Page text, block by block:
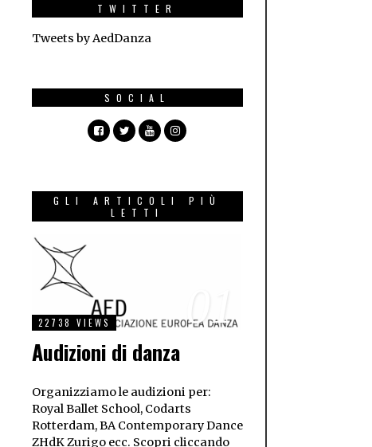
TWITTER
Tweets by AedDanza
SOCIAL
GLI ARTICOLI PIÙ
LETTI
01
22738 VIEWS
Audizioni di danza
Organizziamo le audizioni per:
Royal Ballet School, Codarts
Rotterdam, BA Contemporary Dance
ZHdK Zurigo ecc. Scopri cliccando